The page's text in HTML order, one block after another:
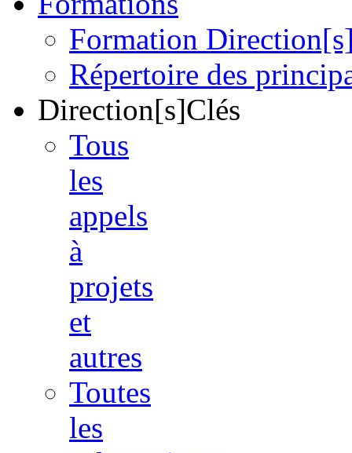
Formation
Répertoire des
Direction[s]Clés
Tous
les
appels
à
projets
et
autres
Toutes
les